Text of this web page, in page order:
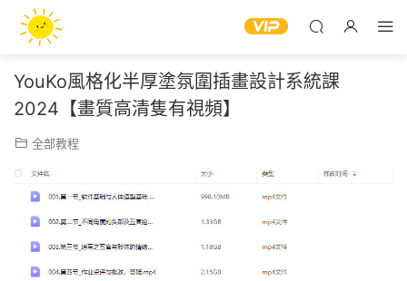
YouKo風格化半厚塗氛圍插畫設計系統課
2024【畫質高清隻有視頻】
全部教程